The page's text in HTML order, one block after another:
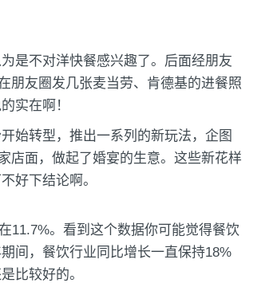
是不对洋快餐感兴趣了。后面经朋友
朋友圈发几张麦当劳、肯德基的进餐照
实在啊！
始转型，推出一系列的新玩法，企图
店面，做起了婚宴的生意。这些新花样
好下结论啊。
11.7%。看到这个数据你可能觉得餐饮
间，餐饮行业同比增长一直保持18%
比较好的。